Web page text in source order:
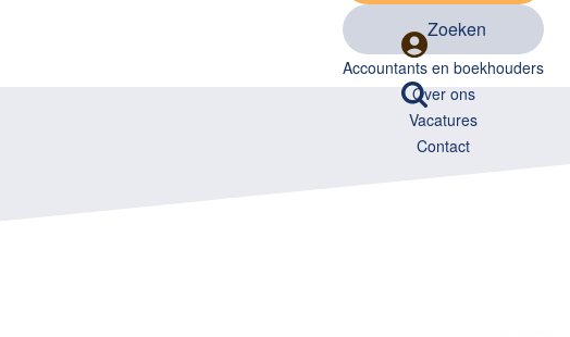
Accountants en boekhouders
Over ons
Vacatures
Contact
Zoeken